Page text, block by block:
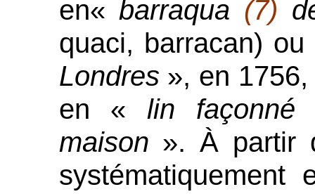
en«barraqua (7)
quaci, barracan)
Londres », en
en « lin
maison ». À partir
systématiquement